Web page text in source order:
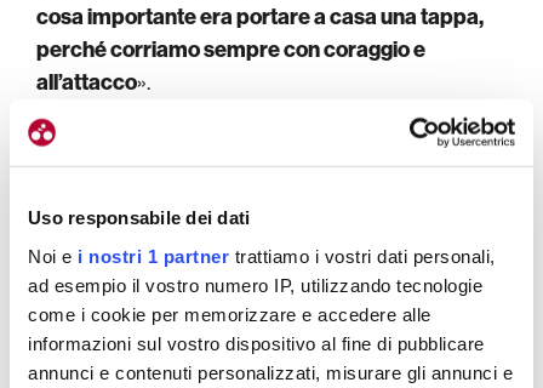
Uso responsabile dei dati
Noi e i nostri 1 partner trattiamo i vostri dati personali,
ad esempio il vostro numero IP, utilizzando tecnologie
come i cookie per memorizzare e accedere alle
informazioni sul vostro dispositivo al fine di pubblicare
annunci e contenuti personalizzati, misurare gli annunci e
cosa importante era portare a casa una tappa,
perché corriamo sempre con coraggio e
all’attacco».
«Maestri e Dversnes Lavik erano più veloci di me –
inoltre da parte loro ho visto una pedalata
migliore rispetto alla mia . Abbiamo fatto un
capolavoro, non pensavo saremmo riusciti ad
arrivare al traguardo.E’ un terzo posto che dà
morale, oggi è una dimostrazione che bisogna
crederci sempre anche quando sembra non avere